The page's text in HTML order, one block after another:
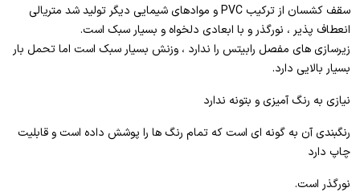
سقف کشسان از ترکیب PVC و موادهای شیمایی دیگر تولید شد متریالی
انعطاف پذیر ، نورگذر و با ابعادی دلخواه و بسیار سبک است.
زیرسازی های مفصل رابیتس را ندارد ، وزنش بسیار سبک است اما تحمل بار
بسیار بالایی دارد.
نیازی به رنگ آمیزی و بتونه ندارد
رنگبندی آن به گونه ای است که تمام رنگ ها را پوشش داده است و قابلیت
چاپ دارد
نورگذر است.